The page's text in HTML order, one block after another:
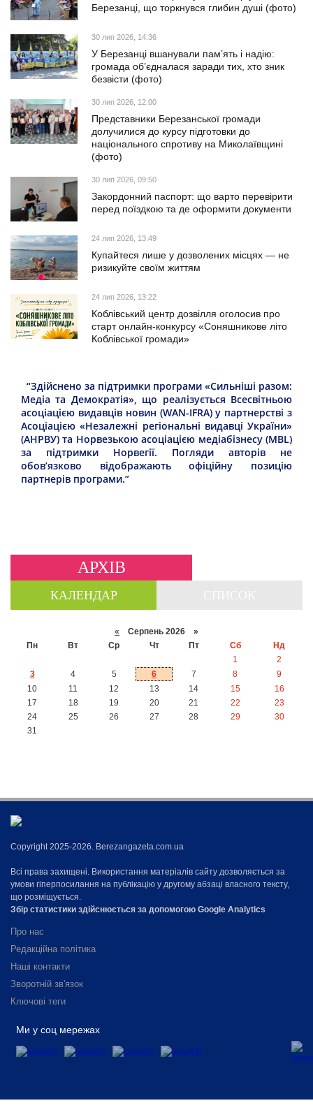
Березанці, що торкнувся глибин душі (фото)
30 лип 2026, 14:36
У Березанці вшанували пам’ять і надію:
громада об’єдналася заради тих, хто зник
безвісти (фото)
30 лип 2026, 12:00
Представники Березанської громади
долучилися до курсу підготовки до
національного спротиву на Миколаївщині
(фото)
30 лип 2026, 09:50
Закордонний паспорт: що варто перевірити
перед поїздкою та де оформити документи
24 лип 2026, 13:49
Купайтеся лише у дозволених місцях — не
ризикуйте своїм життям
24 лип 2026, 13:22
Коблівський центр дозвілля оголосив про
старт онлайн-конкурсу «Соняшникове літо
Коблівської громади»
“Здійснено за підтримки програми «Сильніші разом:
Медіа та Демократія», що реалізується Всесвітньою
асоціацією видавців новин (WAN-IFRA) у партнерстві з
Асоціацією «Незалежні регіональні видавці України»
(АНРВУ) та Норвезькою асоціацією медіабізнесу (MBL)
за підтримки Норвегії. Погляди авторів не
обов’язково відображають офіційну позицію
партнерів програми.”
АРХІВ
КАЛЕНДАР
« Серпень 2026 »
Пн
Вт Ср Чт Пт Сб
Нд
1
2
3
4 5 6 7 8
9
10
11 12 13 14 15
16
17
18 19 20 21 22
23
24
25 26 27 28 29
30
31
Copyright 2025-2026. Berezangazeta.com.ua
Всі права захищені. Використання матеріалів сайту дозволяється за
умови гіперпосилання на публікацію у другому абзаці власного тексту,
що розміщується.
Збір статистики здійснюється за допомогою Google Analytics
Про нас
Редакційна політика
Наші контакти
Зворотній зв'язок
Ключові теги
Ми у соц мережах